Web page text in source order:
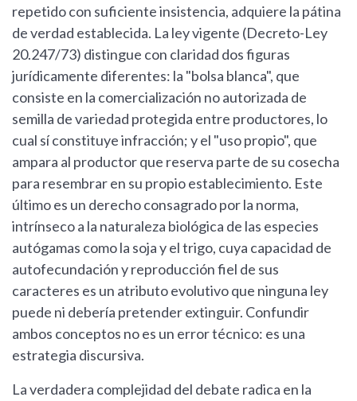
repetido con suficiente insistencia, adquiere la pátina
de verdad establecida. La ley vigente (Decreto-Ley
20.247/73) distingue con claridad dos figuras
jurídicamente diferentes: la "bolsa blanca", que
consiste en la comercialización no autorizada de
semilla de variedad protegida entre productores, lo
cual sí constituye infracción; y el "uso propio", que
ampara al productor que reserva parte de su cosecha
para resembrar en su propio establecimiento. Este
último es un derecho consagrado por la norma,
intrínseco a la naturaleza biológica de las especies
autógamas como la soja y el trigo, cuya capacidad de
autofecundación y reproducción fiel de sus
caracteres es un atributo evolutivo que ninguna ley
puede ni debería pretender extinguir. Confundir
ambos conceptos no es un error técnico: es una
estrategia discursiva.
La verdadera complejidad del debate radica en la